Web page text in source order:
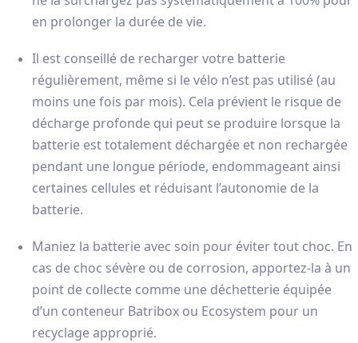
en prolonger la durée de vie.
Il est conseillé de recharger votre batterie
régulièrement, même si le vélo n’est pas utilisé (au
moins une fois par mois). Cela prévient le risque de
décharge profonde qui peut se produire lorsque la
batterie est totalement déchargée et non rechargée
pendant une longue période, endommageant ainsi
certaines cellules et réduisant l’autonomie de la
batterie.
Maniez la batterie avec soin pour éviter tout choc. En
cas de choc sévère ou de corrosion, apportez-la à un
point de collecte comme une déchetterie équipée
d’un conteneur Batribox ou Ecosystem pour un
recyclage approprié.